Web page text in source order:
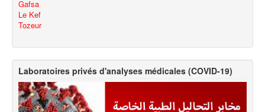
Gafsa
Le Kef
Tozeur
Laboratoires privés d'analyses médicales (COVID-19)